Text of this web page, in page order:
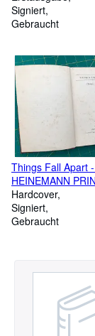
Signiert
Gebraucht
Things Fall Apart
HEINEMANN
Hardcover
Signiert
Gebraucht